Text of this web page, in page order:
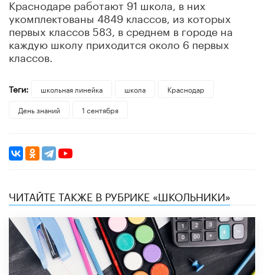
Краснодаре работают 91 школа, в них
укомплектованы 4849 классов, из которых
первых классов 583, в среднем в городе на
каждую школу приходится около 6 первых
классов.
Теги: школьная линейка школа
Краснодар
День знаний
1 сентября
ЧИТАЙТЕ ТАКЖЕ В РУБРИКЕ «ШКОЛЬНИКИ»